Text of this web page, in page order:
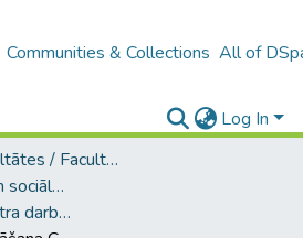
Communities & Collections All of
Log In
B4 – LU fakultātes / Faculties of the UL
A -- Ekonomikas un sociālo zinātņu fakultāte / Faculty of Economics and Social Sciences
Bakalaura un maģistra darbi (ESZF) / Bachelor's and Master's theses